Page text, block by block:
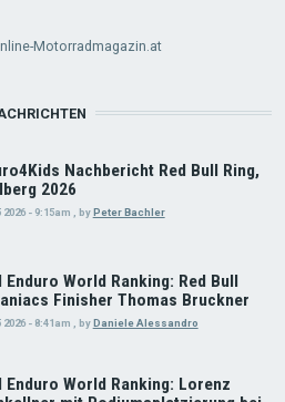
Motorradmagazin.at
Nachbericht Red Bull Ring,
2026
2026 - 9:15am byPeter Bachler
Enduro World Ranking: Red Bull
Finisher Thomas Bruckner
2026 - 8:41am , byDaniele Alessandro
Enduro World Ranking: Lorenz